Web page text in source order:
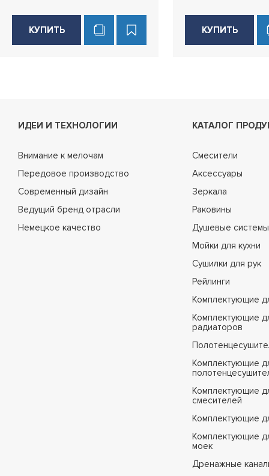
КУПИТЬ КУПИТЬ
ИДЕИ И ТЕХНОЛОГИИ
Внимание к мелочам
Передовое производство
Современный дизайн
Ведущий бренд отрасли
Немецкое качество
КАТАЛОГ
Смесители
Аксессуары
Зеркала
Раковины
Душевые системы
Мойки для кухни
Сушилки для рук
Рейлинги
Комплектующие
Комплектующие
радиаторов
Комплектующие
Комплектующие
смесителей
Комплектующие
Комплектующие
моек
Дренажные